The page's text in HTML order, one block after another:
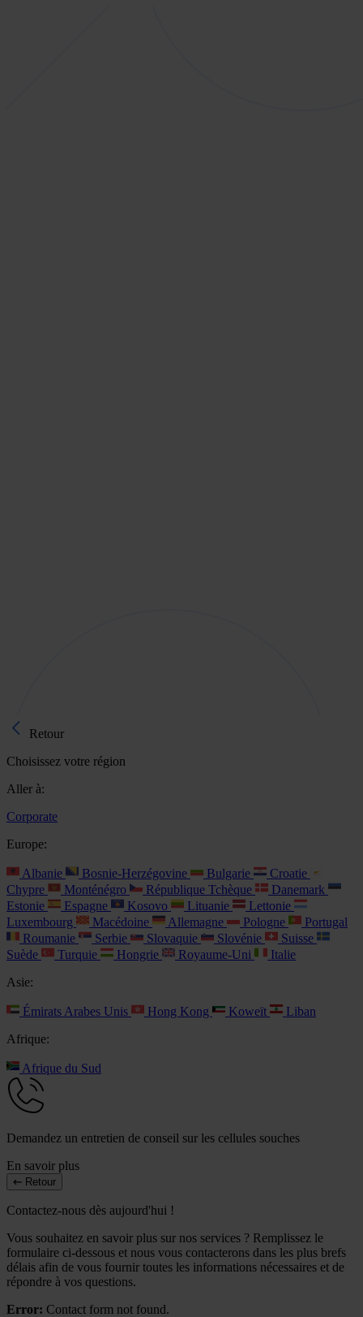
Retour
Choisissez votre région
Aller à:
Corporate
Europe:
Albanie Bosnie-Herzégovine Bulgarie
Croatie
Chypre
Monténégro République Tchèque
Danemark
Estonie
Espagne Kosovo Lituanie
Lettonie
Luxembourg
Macédoine Allemagne Pologne
Portugal
Roumanie
Serbie Slovaquie Slovénie
Suisse
Suède
Turquie Hongrie Royaume-Uni
Italie
Asie:
Émirats Arabes Unis Hong Kong Koweït
Liban
Afrique:
Afrique du Sud
Demandez un entretien de conseil sur les cellules souches
En savoir plus
Retour
Contactez-nous dès aujourd'hui !
Vous souhaitez en savoir plus sur nos services ? Remplissez le
formulaire ci-dessous et nous vous contacterons dans les plus brefs
délais afin de vous fournir toutes les informations nécessaires et de
répondre à vos questions.
Error: Contact form not found.